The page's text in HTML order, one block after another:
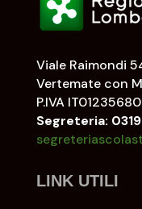
Viale Raimondi
Vertemate con
P.IVA
Segreteria:
LINK UTILI